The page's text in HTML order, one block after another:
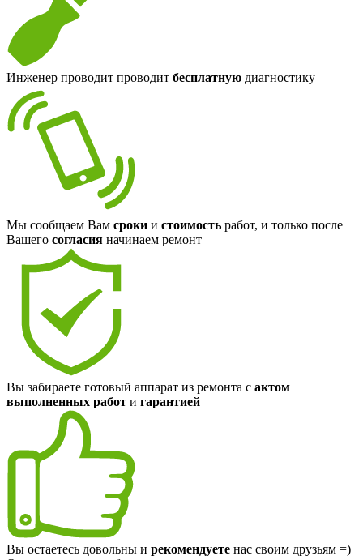
Инженер проводит проводит бесплатную диагностику
Мы сообщаем Вам сроки и стоимость работ, и только после
Вашего согласия начинаем ремонт
Вы забираете готовый аппарат из ремонта с актом
выполненных работ и гарантией
Вы остаетесь довольны и рекомендуете нас своим друзьям =)